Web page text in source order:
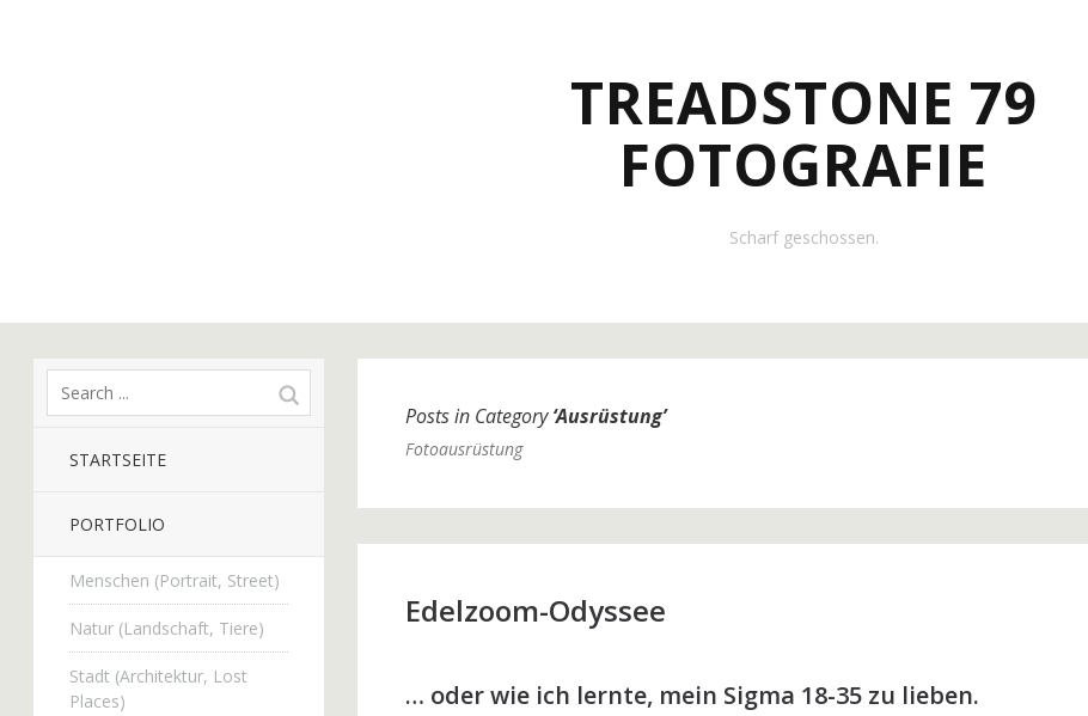
TREADSTONE 79
FOTOGRAFIE
Scharf geschossen.
STARTSEITE
PORTFOLIO
Menschen (Portrait, Street)
Natur (Landschaft, Tiere)
Stadt (Architektur, Lost
Places)
Posts in Category‘Ausrüstung’
Fotoausrüstung
Edelzoom-Odyssee
… oder wie ich lernte, mein Sigma 18-35 zu lieben.